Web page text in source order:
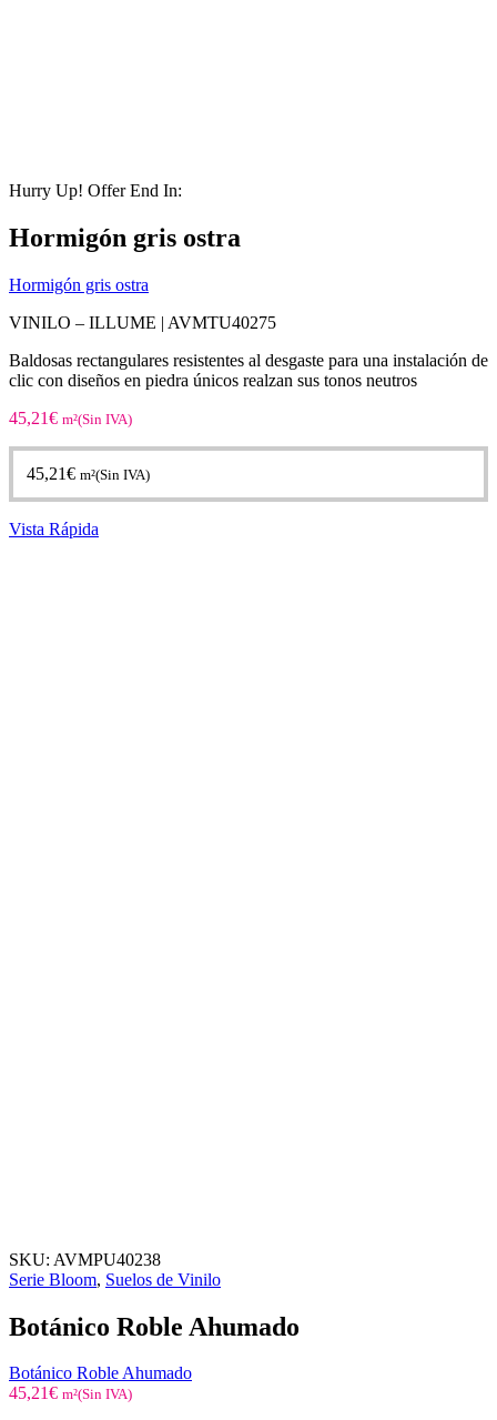
Hurry Up! Offer End In:
Hormigón gris ostra
Hormigón gris ostra
VINILO – ILLUME | AVMTU40275
Baldosas rectangulares resistentes al desgaste para una instalación de
clic con diseños en piedra únicos realzan sus tonos neutros
45,21€ m²(Sin IVA)
45,21€ m²(Sin IVA)
Vista Rápida
SKU: AVMPU40238
Serie Bloom, Suelos de Vinilo
Botánico Roble Ahumado
Botánico Roble Ahumado
45,21€ m²(Sin IVA)